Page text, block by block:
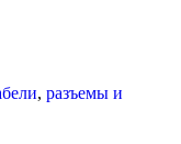
, разъемы и